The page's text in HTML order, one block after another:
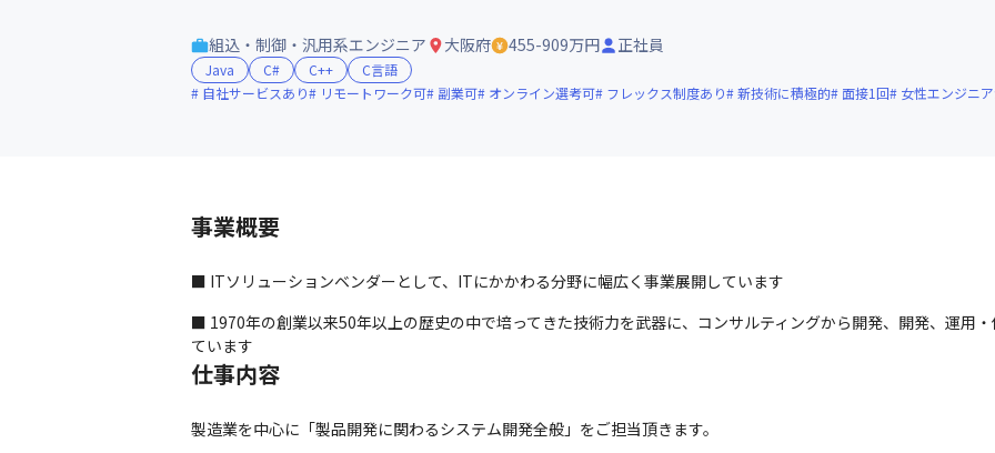
組込・制御・汎用系エンジニア 大阪府 455-909万円 正社員
Java C# C++
C言語
自社サービスあり
リモートワーク可 副業可 オンライン選考可 フレックス制度あり 新技術に積極的 面接1回 女性エンジニ
事業概要
■ ITソリューションベンダーとして、ITにかかわる分野に幅広く事業展開しています
■ 1970年の創業以来50年以上の歴史の中で培ってきた技術力を武器に、コンサルティングから開発、開発、運用
ています
仕事内容
製造業を中心に「製品開発に関わるシステム開発全般」をご担当頂きます。